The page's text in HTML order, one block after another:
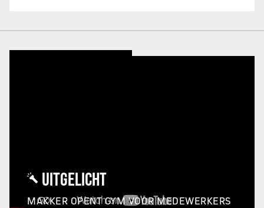
UITGELICHT
MAKKER OPENT GYM VOOR MEDEWERKERS